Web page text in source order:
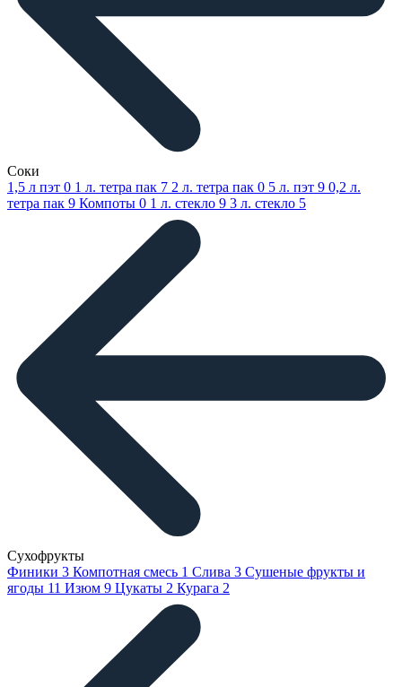
Соки
1,5 л пэт 0 1 л. тетра пак 7 2 л. тетра пак 0 5 л. пэт 9 0,2 л.
тетра пак 9 Компоты 0 1 л. стекло 9 3 л. стекло 5
Сухофрукты
Финики 3 Компотная смесь 1 Слива 3 Сушеные фрукты и
ягоды 11 Изюм 9 Цукаты 2 Курага 2